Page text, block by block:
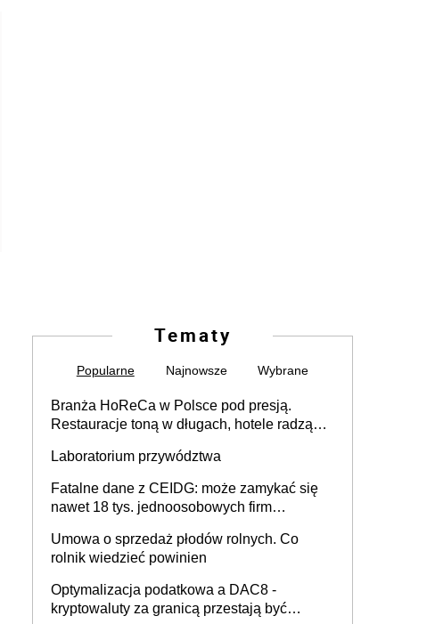
Tematy
Popularne Najnowsze Wybrane
Branża HoReCa w Polsce pod presją.
Restauracje toną w długach, hotele radzą
Laboratorium przywództwa
Fatalne dane z CEIDG: może zamykać się
nawet 18 tys. jednoosobowych firm
Umowa o sprzedaż płodów rolnych. Co
rolnik wiedzieć powinien
Optymalizacja podatkowa a DAC8 -
kryptowaluty za granicą przestają być